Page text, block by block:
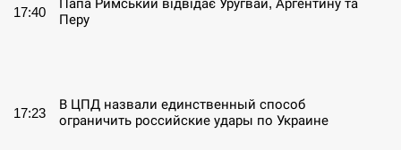
17:40
Папа Римський відвідає Уругвай, Аргентину та
Перу
17:23
В ЦПД назвали единственный способ
ограничить российские удары по Украине